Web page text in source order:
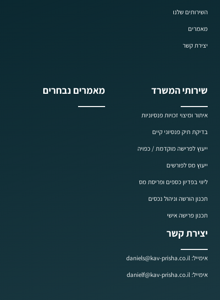
השירותים שלנו
מאמרים
יצירת קשר
שירותי המשרד
איתור ומיצוי זכויות פנסיוניות
בדיקת תיק פנסיוני קיים
ייעוץ לפרישה מוקדמת / כפויה
ייעוץ מס לפורשים
ליווי בפדיון כספים ופריסת מס
תכנון הורשה וניהול נכסים
תכנון פרישה אישי
מאמרים נבחרים
יצירת קשר
אימייל: daniels@kav-prisha.co.il
אימייל: danielf@kav-prisha.co.il